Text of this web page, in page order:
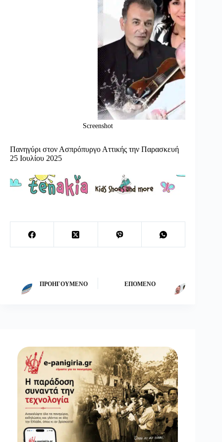
Screenshot
Πανηγύρι στον Ασπρόπυργο Αττικής την Παρασκευή
25 Ιουλίου 2025
ΠΡΟΗΓΟΎΜΕΝΟ ΕΠΌΜΕΝΟ